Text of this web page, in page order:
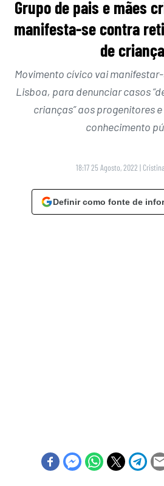
Grupo de pais e mães
manifesta-se contra
de
Movimento cívico vai
Lisboa, para denunciar casos
crianças” aos progenitores
conhecimento
18:17 25 Agosto, 2022 |
Definir como fonte de